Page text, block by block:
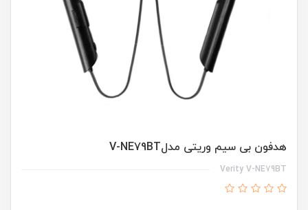
هدفون بی سیم وریتی مدلV-NE79BT
Verity V-NE79BT